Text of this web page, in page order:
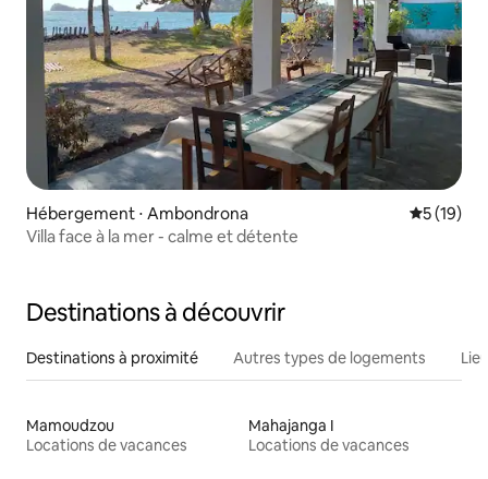
Hébergement ⋅ Ambondrona
5 (19)
Villa face à la mer - calme et détente
Destinations à découvrir
Destinations à proximité Autres types de logements
Mamoudzou
Locations de vacances
Mahajanga I
Locations de vacances